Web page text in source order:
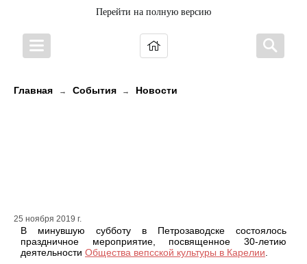
Перейти на полную версию
Главная → События → Новости
25 ноября 2019 г.
В минувшую субботу в Петрозаводске состоялось
праздничное мероприятие, посвященное 30-летию
деятельности Общества вепсской культуры в Карелии.